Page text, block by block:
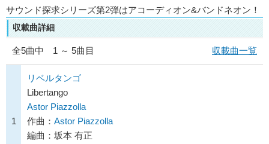
サウンド探求シリーズ第2弾はアコーディオン&バンドネオン！
収載曲詳細
全5曲中 1 ～ 5曲目 収載曲一覧
1
リベルタンゴ
Libertango
Astor Piazzolla
作曲： Astor Piazzolla
編曲：坂本 有正